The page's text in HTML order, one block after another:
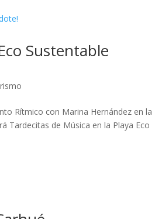
Sustentable
Rítmico con Marina Hernández en la
Tardecitas de Música en la Playa Eco